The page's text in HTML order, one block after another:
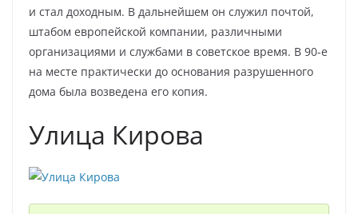
и стал доходным. В дальнейшем он служил почтой,
штабом европейской компании, различными
организациями и службами в советское время. В 90-е
на месте практически до основания разрушенного
дома была возведена его копия.
Улица Кирова